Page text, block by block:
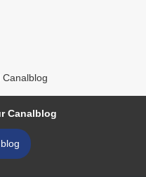
Canalblog